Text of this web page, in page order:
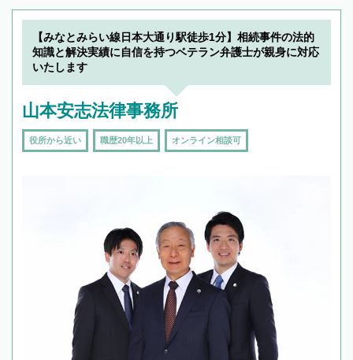
【みなとみらい線日本大通り駅徒歩1分】相続事件の法的
知識と解決実績に自信を持つベテラン弁護士が親身に対応
いたします
山本安志法律事務所
役所から近い 職歴20年以上 オンライン相談可